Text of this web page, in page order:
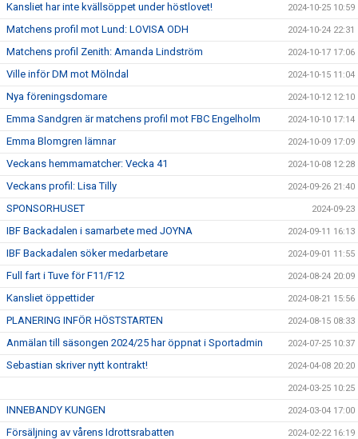
Kansliet har inte kvällsöppet under höstlovet! 2024-10-25 10:59
Matchens profil mot Lund: LOVISA ODH 2024-10-24 22:31
Matchens profil Zenith: Amanda Lindström 2024-10-17 17:06
Ville inför DM mot Mölndal 2024-10-15 11:04
Nya föreningsdomare 2024-10-12 12:10
Emma Sandgren är matchens profil mot FBC Engelholm 2024-10-10 17:14
Emma Blomgren lämnar 2024-10-09 17:09
Veckans hemmamatcher: Vecka 41 2024-10-08 12:28
Veckans profil: Lisa Tilly 2024-09-26 21:40
SPONSORHUSET 2024-09-23
IBF Backadalen i samarbete med JOYNA 2024-09-11 16:13
IBF Backadalen söker medarbetare 2024-09-01 11:55
Full fart i Tuve för F11/F12 2024-08-24 20:09
Kansliet öppettider 2024-08-21 15:56
PLANERING INFÖR HÖSTSTARTEN 2024-08-15 08:33
Anmälan till säsongen 2024/25 har öppnat i Sportadmin 2024-07-25 10:37
Sebastian skriver nytt kontrakt! 2024-04-08 20:20
2024-03-25 10:25
INNEBANDY KUNGEN 2024-03-04 17:00
Försäljning av vårens Idrottsrabatten 2024-02-22 16:19